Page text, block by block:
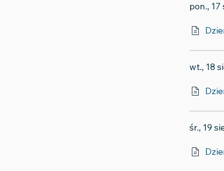
pon., 17
wt., 18
śr., 19